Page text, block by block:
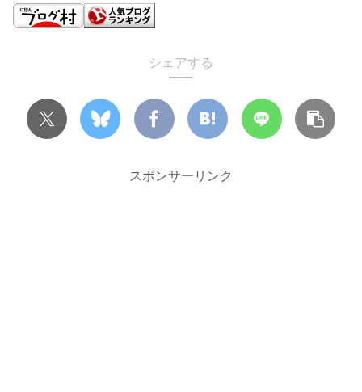
シェアする
スポンサーリンク